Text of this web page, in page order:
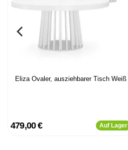
Eliza Ovaler, ausziehbarer Tisch Weiß
479,00 € Auf Lager